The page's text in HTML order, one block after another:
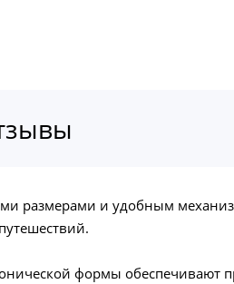
размерами и удобным
формы обеспечивают